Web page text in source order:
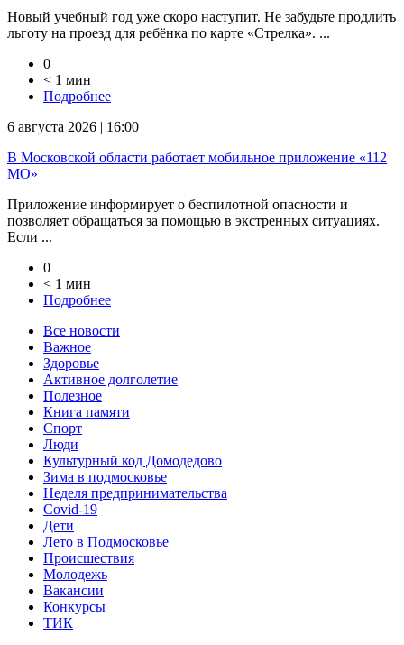
Новый учебный год уже скоро наступит. Не забудьте продлить
льготу на проезд для ребёнка по карте «Стрелка». ...
0
< 1 мин
Подробнее
6 августа 2026 | 16:00
В Московской области работает мобильное приложение «112
МО»
Приложение информирует о беспилотной опасности и
позволяет обращаться за помощью в экстренных ситуациях.
Если ...
0
< 1 мин
Подробнее
Все новости
Важное
Здоровье
Активное долголетие
Полезное
Книга памяти
Спорт
Люди
Культурный код Домодедово
Зима в подмосковье
Неделя предпринимательства
Covid-19
Дети
Лето в Подмосковье
Происшествия
Молодежь
Вакансии
Конкурсы
ТИК